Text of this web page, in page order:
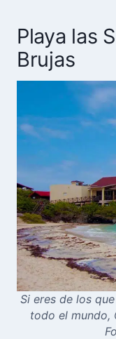
Playa las
Brujas
Si eres de los
todo el mundo,